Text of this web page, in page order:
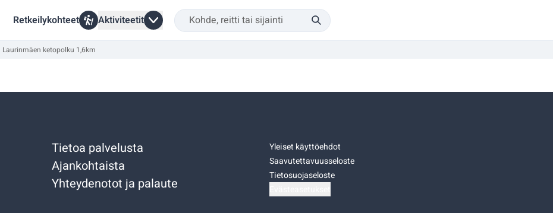
Retkeilykohteet Aktiviteetit
Laurinmäen ketopolku 1,6km
Tietoa palvelusta
Ajankohtaista
Yhteydenotot ja palaute
Yleiset käyttöehdot
Saavutettavuusseloste
Tietosuojaseloste